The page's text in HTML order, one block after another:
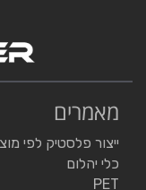
מאמרים
ייצור פלסטיק לפי
כלי יהלום
PET